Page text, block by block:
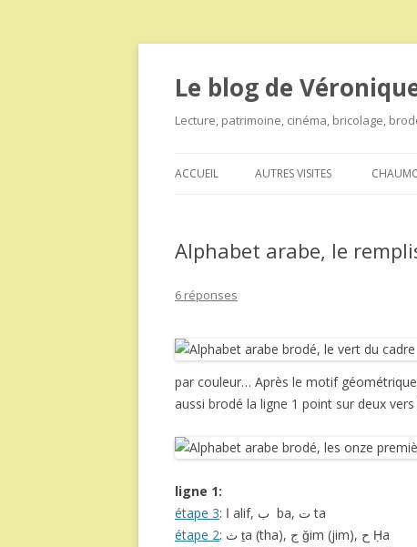
Le blog de
Lecture, patrimoine, cinéma, bricolage,
ACCUEIL AUTRES VISITES
Alphabet arabe, le
6 réponses
par couleur… Après le motif géométrique
aussi brodé la ligne 1 point sur deux
ligne 1:
étape 3
: ﺍ alif, ﺏ ba, ﺕ ta
étape 2
: ﺙ ṯa (tha), ﺝ ǧim (jim), ﺡ Ḥa